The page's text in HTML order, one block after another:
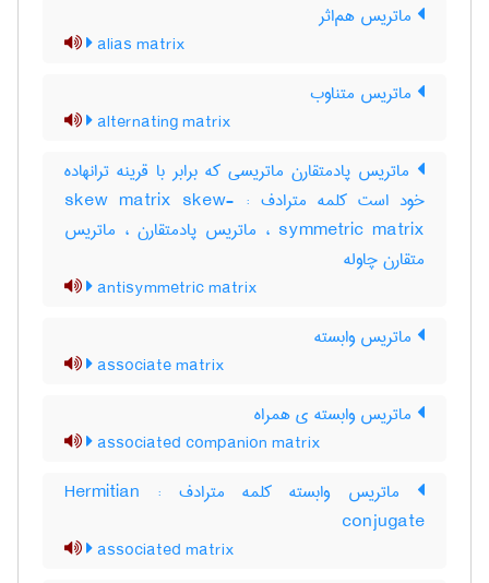
ماتریس هم‌اثر
alias matrix
ماتریس متناوب
alternating matrix
ماتریس پادمتقارن ماتریسی که برابر با قرینه ترانهاده
خود است کلمه مترادف : skew matrix skew-
symmetric matrix ، ماتریس پادمتقارن ، ماتریس
متقارن چاوله
antisymmetric matrix
ماتریس وابسته
associate matrix
ماتریس وابسته ی همراه
associated companion matrix
ماتریس وابسته کلمه مترادف : Hermitian
conjugate
associated matrix